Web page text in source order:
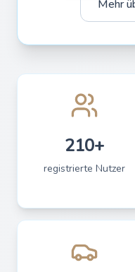
Mehr
210+
registrierte Nutzer